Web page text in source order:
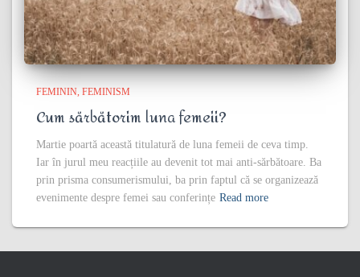
FEMININ FEMINISM
Cum sărbătorim luna femeii?
Martie poartă această titulatură de luna femeii de ceva timp.
Iar în jurul meu reacțiile au devenit tot mai anti-sărbătoare. Ba
prin prisma consumerismului, ba prin faptul că se organizează
evenimente despre femei sau conferințe Read more